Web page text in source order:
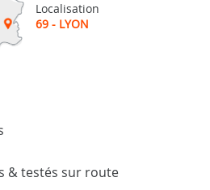
Localisation
69 - LYON
& testés sur route